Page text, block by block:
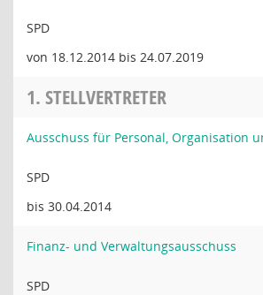
SPD
von 18.12.2014 bis 24.07.2019
1. STELLVERTRETER
Ausschuss für Personal, Organisation
SPD
bis 30.04.2014
Finanz- und Verwaltungsausschuss
SPD